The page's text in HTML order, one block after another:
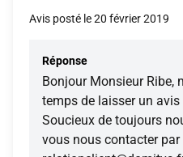
Avis posté le 20 février 2019
Réponse
Bonjour Monsieur Ribe,
temps de laisser un avis
Soucieux de toujours
vous nous contacter par